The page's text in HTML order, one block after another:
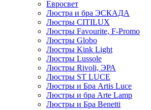
Евросвет
Люстра и бра ЭСКАДА
Люстры CITILUX
Люстры Favourite, F-Promo
Люстры Globo
Люстры Kink Light
Люстры Lussole
Люстры Rivoli, ЭРА
Люстры ST LUCE
Люстры и Бра Artis Luce
Люстры и бра Arte Lamp
Люстры и Бра Benetti